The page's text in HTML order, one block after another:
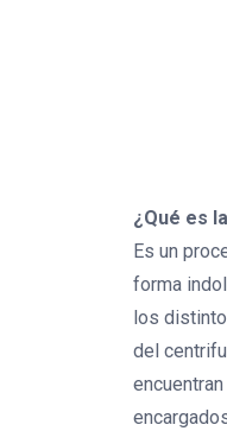
¿Qué es
Es un
forma
los
del